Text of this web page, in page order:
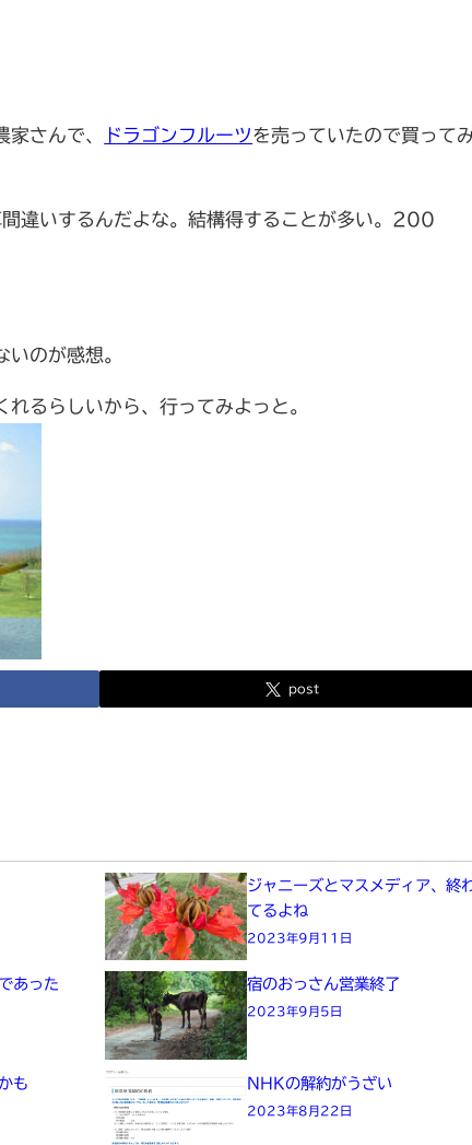
さんで、 ドラゴンフルーツを売っていたので買って
違いするんだよな。結構得することが多い。200
のが感想。
るらしいから、行ってみよっと。
post
ジャニーズとマスメディア、終
てるよね
2023年9月11日
あった 宿のおっさん営業終了
2023年9月5日
も NHKの解約がうざい
2023年8月22日